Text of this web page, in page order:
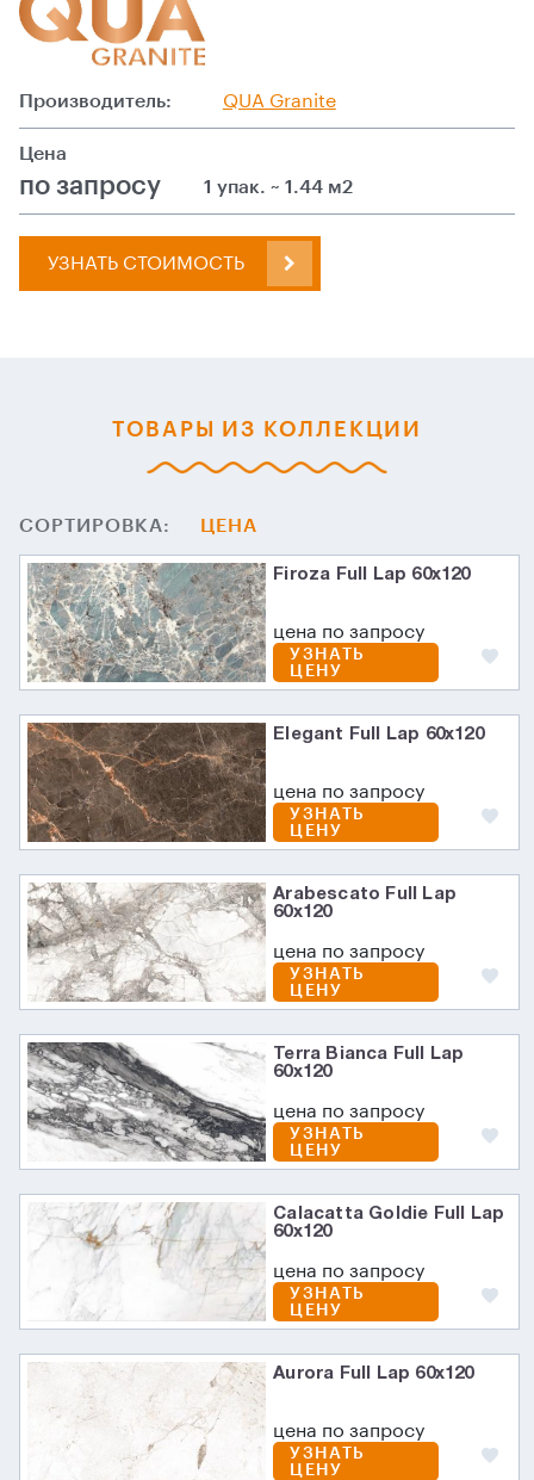
Производитель: QUA Granite
Цена
по запросу 1 упак. ~ 1.44 м2
УЗНАТЬ СТОИМОСТЬ
ТОВАРЫ ИЗ КОЛЛЕКЦИИ
СОРТИРОВКА: ЦЕНА
Firoza Full Lap 60х120
цена по запросу
УЗНАТЬ
ЦЕНУ
Elegant Full Lap 60х120
цена по запросу
УЗНАТЬ
ЦЕНУ
Arabescato Full Lap
60х120
цена по запросу
УЗНАТЬ
ЦЕНУ
Terra Bianca Full Lap
60х120
цена по запросу
УЗНАТЬ
ЦЕНУ
Calacatta Goldie Full Lap
60х120
цена по запросу
УЗНАТЬ
ЦЕНУ
Aurora Full Lap 60х120
цена по запросу
УЗНАТЬ
ЦЕНУ